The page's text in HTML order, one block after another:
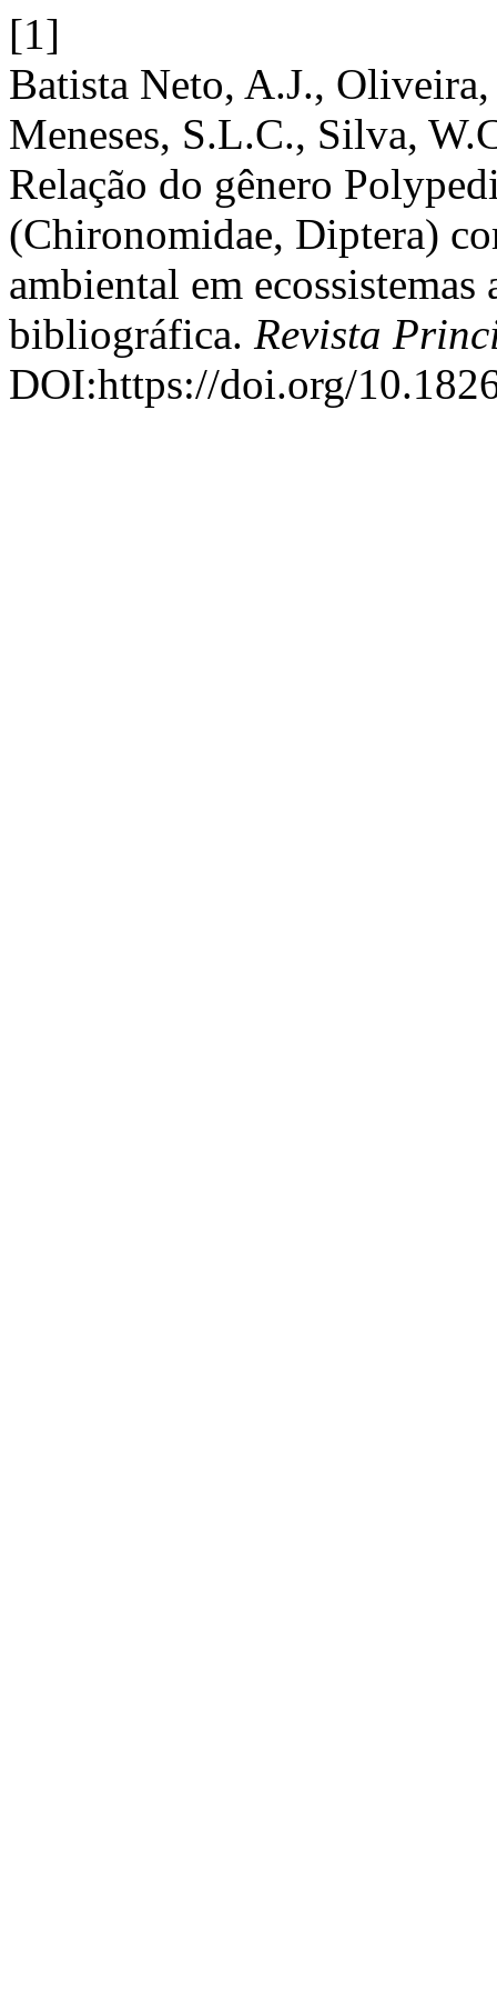
[1]
Batista Neto, A.J.,
Meneses, S.L.C., Silva,
Relação do gênero
(Chironomidae, Diptera)
ambiental em
bibliográfica. Revista
DOI:https://doi.org/